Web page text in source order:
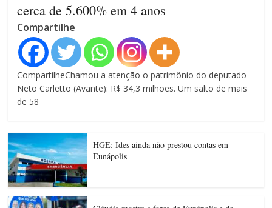
cerca de 5.600% em 4 anos
Compartilhe
CompartilheChamou a atenção o patrimônio do deputado
Neto Carletto (Avante): R$ 34,3 milhões. Um salto de mais
de 58
HGE: Ides ainda não prestou contas em
Eunápolis